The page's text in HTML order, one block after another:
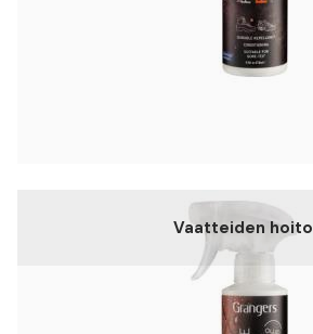
Vaatteiden hoito